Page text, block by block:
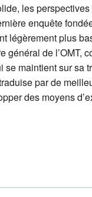
les
enquête
légèrement plus
général de l’OMT,
se maintient sur sa
par de
des moyens